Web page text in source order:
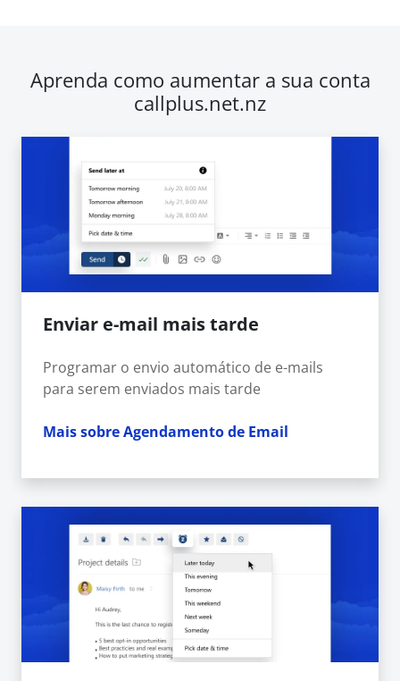
Aprenda como aumentar a sua conta
callplus.net.nz
Enviar e-mail mais tarde
Programar o envio automático de e-mails
para serem enviados mais tarde
Mais sobre Agendamento de Email